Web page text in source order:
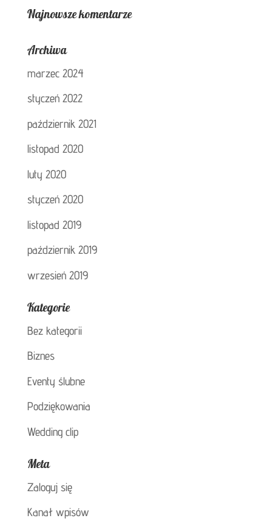
Najnowsze komentarze
Archiwa
marzec 2024
styczeń 2022
październik 2021
listopad 2020
luty 2020
styczeń 2020
listopad 2019
październik 2019
wrzesień 2019
Kategorie
Bez kategorii
Biznes
Eventy ślubne
Podziękowania
Wedding clip
Meta
Zaloguj się
Kanał wpisów